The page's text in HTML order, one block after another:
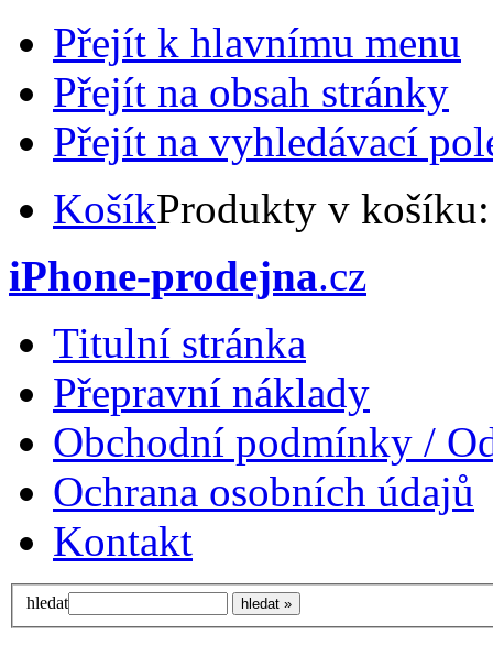
Přejít k hlavnímu menu
Přejít na obsah stránky
Přejít na vyhledávací
KošíkProdukty v
iPhone-prodejna.cz
Titulní stránka
Přepravní náklady
Obchodní podmínky /
Ochrana osobních údajů
Kontakt
hledat